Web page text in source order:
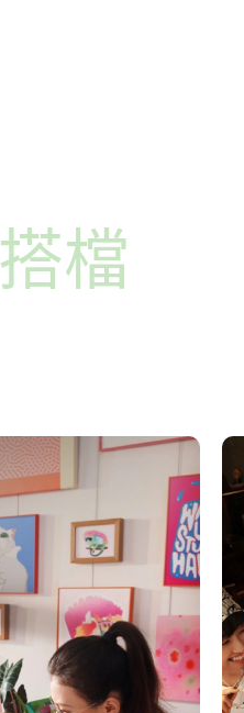
搭檔